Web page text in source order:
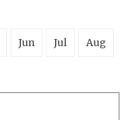
Jun Jul Aug